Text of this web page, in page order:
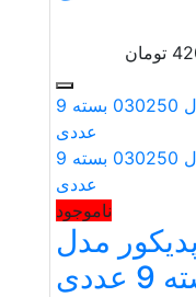
تومان
ناموجود
مدل